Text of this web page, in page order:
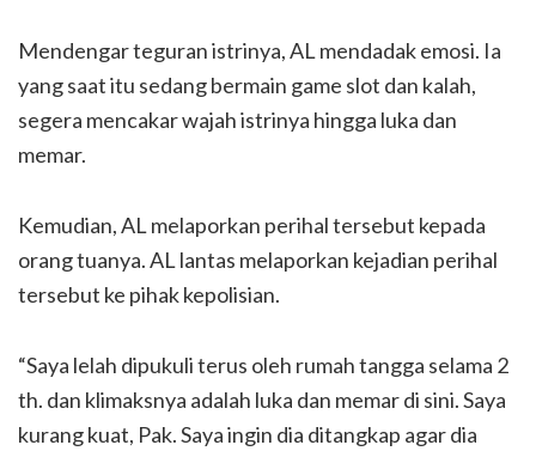
Mendengar teguran istrinya, AL mendadak emosi. Ia
yang saat itu sedang bermain game slot dan kalah,
segera mencakar wajah istrinya hingga luka dan
memar.
Kemudian, AL melaporkan perihal tersebut kepada
orang tuanya. AL lantas melaporkan kejadian perihal
tersebut ke pihak kepolisian.
“Saya lelah dipukuli terus oleh rumah tangga selama 2
th. dan klimaksnya adalah luka dan memar di sini. Saya
kurang kuat, Pak. Saya ingin dia ditangkap agar dia